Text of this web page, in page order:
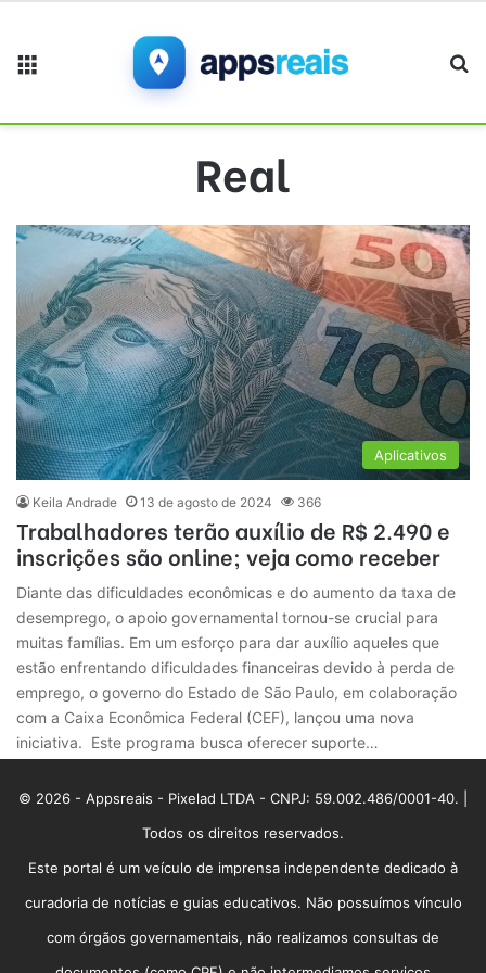
Real
Aplicativos
Keila Andrade 13 de agosto de 2024 366
Trabalhadores terão auxílio de R$ 2.490 e
inscrições são online; veja como receber
Diante das dificuldades econômicas e do aumento da taxa de
desemprego, o apoio governamental tornou-se crucial para
muitas famílias. Em um esforço para dar auxílio aqueles que
estão enfrentando dificuldades financeiras devido à perda de
emprego, o governo do Estado de São Paulo, em colaboração
com a Caixa Econômica Federal (CEF), lançou uma nova
iniciativa. Este programa busca oferecer suporte…
© 2026 - Appsreais - Pixelad LTDA - CNPJ: 59.002.486/0001-40. |
Todos os direitos reservados.
Este portal é um veículo de imprensa independente dedicado à
curadoria de notícias e guias educativos. Não possuímos vínculo
com órgãos governamentais, não realizamos consultas de